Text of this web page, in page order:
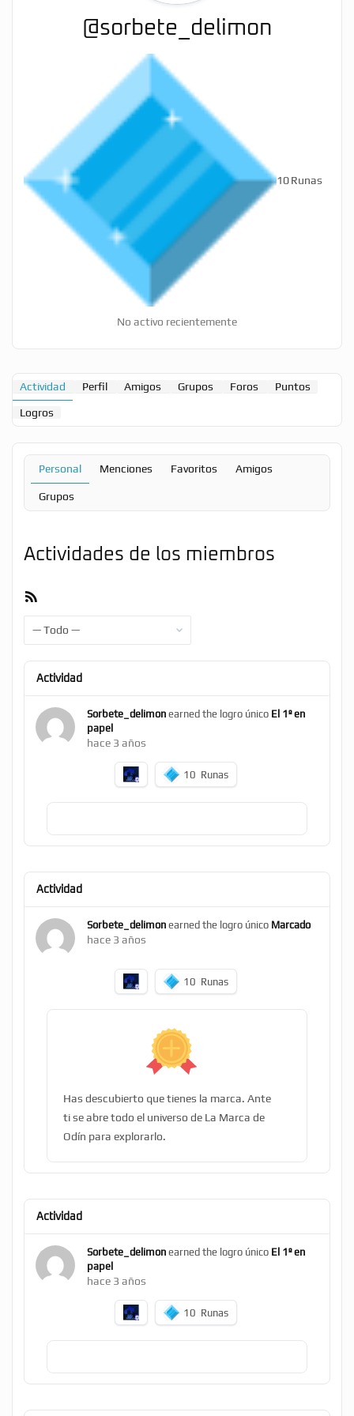
@sorbete_delimon
10Runas
No activo recientemente
Actividad Perfil Amigos Grupos Foros Puntos
Logros
Personal Menciones Favoritos Amigos
Grupos
Actividades de los miembros
Actividad
Sorbete_delimon earned the logro único El 1º en
papel
hace 3 años
10 Runas
Actividad
Sorbete_delimon earned the logro único Marcado
hace 3 años
10 Runas
Has descubierto que tienes la marca. Ante
ti se abre todo el universo de La Marca de
Odín para explorarlo.
Actividad
Sorbete_delimon earned the logro único El 1º en
papel
hace 3 años
10 Runas